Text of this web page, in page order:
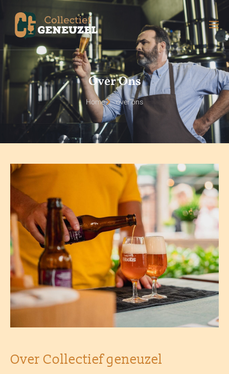
Over Ons
Home over ons
Over Collectief geneuzel